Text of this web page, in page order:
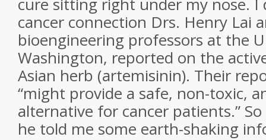
cancer connection Drs. Henry Lai
bioengineering professors at the
Washington, reported on the
Asian herb (artemisinin). Their
“might provide a safe, non-toxic,
alternative for cancer patients.”
he told me some earth-shaking